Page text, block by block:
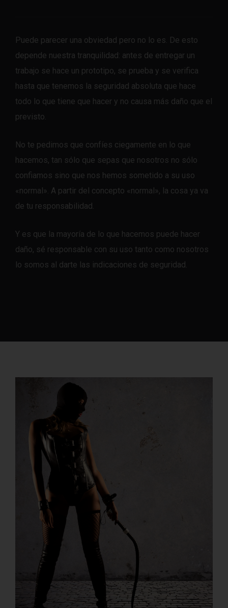
Puede parecer una obviedad pero no lo es. De esto
depende nuestra tranquilidad: antes de entregar un
trabajo se hace un prototipo, se prueba y se verifica
hasta que tenemos la seguridad absoluta que hace
todo lo que tiene que hacer y no causa más daño que el
previsto.
No te pedimos que confíes ciegamente en lo que
hacemos, tan sólo que sepas que nosotros no sólo
confiamos sino que nos hemos sometido a su uso
«normal». A partir del concepto «normal», la cosa ya va
de tu responsabilidad.
Y es que la mayoría de lo que hacemos puede hacer
daño, sé responsable con su uso tanto como nosotros
lo somos al darte las indicaciones de seguridad.